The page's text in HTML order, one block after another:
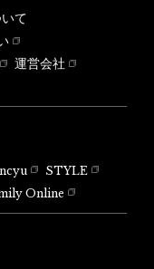
て
運営会社
STYLE
Online